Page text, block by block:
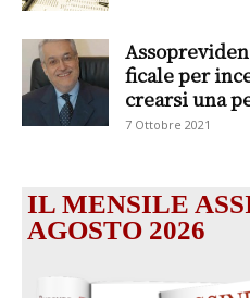
ficale per
crearsi una
7 Ottobre 2021
IL MENSILE
AGOSTO 2026